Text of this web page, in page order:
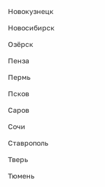
Новокузнецк
Новосибирск
Озёрск
Пенза
Пермь
Псков
Саров
Сочи
Ставрополь
Тверь
Тюмень